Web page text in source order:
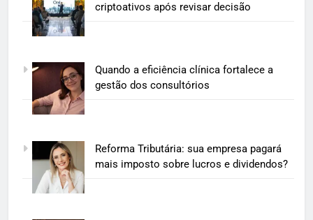
criptoativos após revisar decisão
Quando a eficiência clínica fortalece a
gestão dos consultórios
Reforma Tributária: sua empresa pagará
mais imposto sobre lucros e dividendos?